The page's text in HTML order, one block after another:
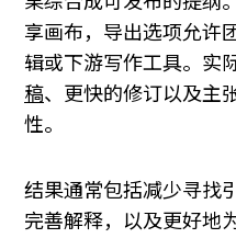
享画布，导出选项允许
辑或下游写作工具。实
稿、更快的修订以及主
性。
结果通常包括减少寻找
完善解释，以及更好地